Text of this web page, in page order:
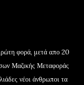
φορά, μετά απο 20
Μαζικής Μεταφοράς
νέοι άνθρωποι τα